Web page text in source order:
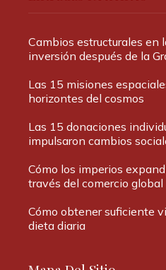
Cambios estructurales en
inversión después de la
Las 15 misiones
horizontes del cosmos
Las 15 donaciones
impulsaron cambios
Cómo los imperios
través del comercio global
Cómo obtener suficiente
dieta diaria